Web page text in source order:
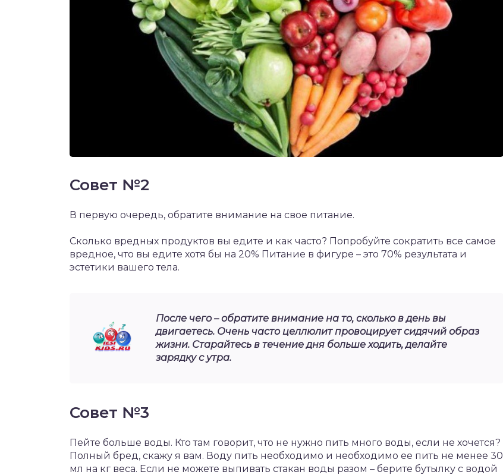
Совет №2
В первую очередь, обратите внимание на свое питание.
Сколько вредных продуктов вы едите и как часто? Попробуйте сократить все самое
вредное, что вы едите хотя бы на 20% Питание в фигуре – это 70% результата и
эстетики вашего тела.
После чего – обратите внимание на то, сколько в день вы
двигаетесь. Очень часто целлюлит провоцирует сидячий образ
жизни. Старайтесь в течение дня больше ходить, делайте
зарядку с утра.
Совет №3
Пейте больше воды. Кто там говорит, что не нужно пить много воды, если не хочется?
Полный бред, скажу я вам. Воду пить необходимо и необходимо ее пить не менее 30
мл на кг веса. Если не можете выпивать стакан воды разом – берите бутылку с водой